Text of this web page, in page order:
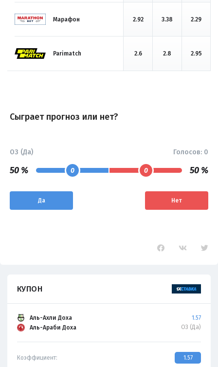
Марафон 2.92 3.38 2.29
Parimatch 2.6 2.8 2.95
Сыграет прогноз или нет?
ОЗ (Да) Голосов: 0
50 % 0 0 50 %
Да Нет
КУПОН
Аль-Ахли Доха
Аль-Араби Доха
1.57
ОЗ (Да)
Коэффициент: 1.57